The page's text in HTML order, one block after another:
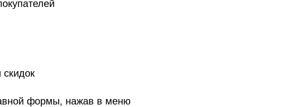
скидок
формы, нажав в меню